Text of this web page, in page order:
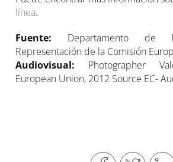
línea.
Fuente: Departamento
Representación de la Comisión
Audiovisual: Photographer
European Union, 2012 Source EC-